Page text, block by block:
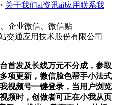
关于我们ai资讯ai应用联系我
企业微信、微信贴
交通应用技术股份有限公司
发及长线万元不分成，参取
项更新，微信脸色帮手小法式
视频号一键登录，当用户浏览
频时，创做者可正在小我从页